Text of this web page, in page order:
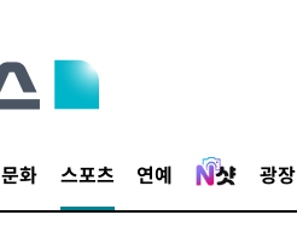
문화 스포츠 연예 광장